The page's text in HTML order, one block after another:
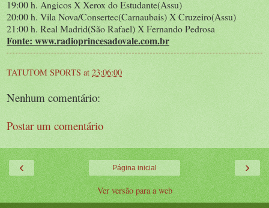
19:00 h. Angicos X Xerox do Estudante(Assu)
20:00 h. Vila Nova/Consertec(Carnaubais) X Cruzeiro(Assu)
21:00 h. Real Madrid(São Rafael) X Fernando Pedrosa
Fonte: www.radioprincesadovale.com.br
TATUTOM SPORTS at 23:06:00
Nenhum comentário:
Postar um comentário
‹ ›
Página inicial
Ver versão para a web